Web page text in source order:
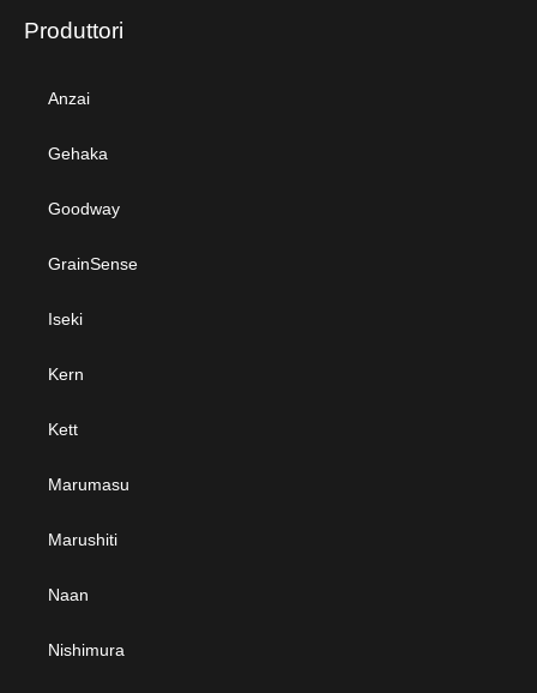
Produttori
Anzai
Gehaka
Goodway
GrainSense
Iseki
Kern
Kett
Marumasu
Marushiti
Naan
Nishimura